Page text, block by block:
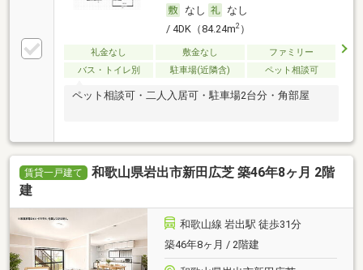
なし
なし
/ 4DK（84.24m2）
礼金なし 敷金なし
ファミリー
バス・トイレ別
駐車場(近隣含) ペット相談可
ペット相談可・二人入居可・駐車場2台分・角部屋
賃貸一戸建て
和歌山県岩出市新田広芝 築46年8ヶ月 2階
建
和歌山線 岩出駅 徒歩31分
築46年8ヶ月 / 2階建